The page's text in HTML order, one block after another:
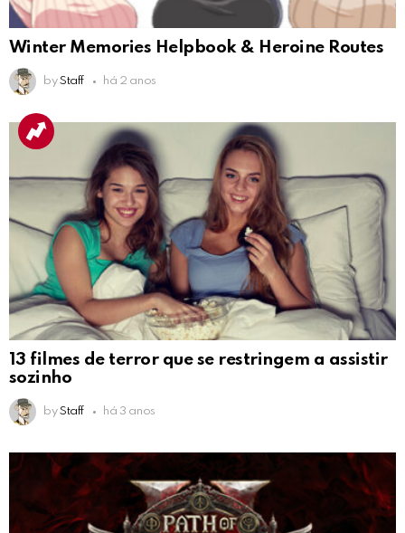
Winter Memories Helpbook & Heroine Routes
by Staff há 2 anos
13 filmes de terror que se restringem a assistir
sozinho
by Staff há 3 anos